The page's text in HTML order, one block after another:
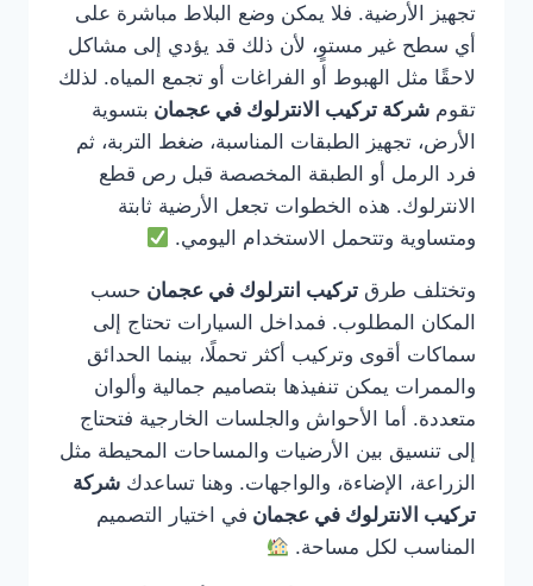
تجهيز الأرضية. فلا يمكن وضع البلاط مباشرة على
أي سطح غير مستوٍ، لأن ذلك قد يؤدي إلى مشاكل
لاحقًا مثل الهبوط أو الفراغات أو تجمع المياه. لذلك
تقوم شركة تركيب الانترلوك في عجمان بتسوية
الأرض، تجهيز الطبقات المناسبة، ضغط التربة، ثم
فرد الرمل أو الطبقة المخصصة قبل رص قطع
الانترلوك. هذه الخطوات تجعل الأرضية ثابتة
ومتساوية وتتحمل الاستخدام اليومي.
وتختلف طرق تركيب انترلوك في عجمان حسب
المكان المطلوب. فمداخل السيارات تحتاج إلى
سماكات أقوى وتركيب أكثر تحملًا، بينما الحدائق
والممرات يمكن تنفيذها بتصاميم جمالية وألوان
متعددة. أما الأحواش والجلسات الخارجية فتحتاج
إلى تنسيق بين الأرضيات والمساحات المحيطة مثل
الزراعة، الإضاءة، والواجهات. وهنا تساعدك شركة
تركيب الانترلوك في عجمان في اختيار التصميم
المناسب لكل مساحة.